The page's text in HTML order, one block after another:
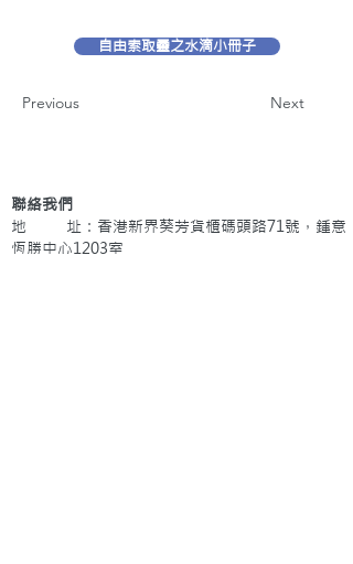
自由索取靈之水滴小冊子
Previous Next
聯絡我們
地 址：香港新界葵芳貨櫃碼頭路71號，鍾意
恆勝中心1203室